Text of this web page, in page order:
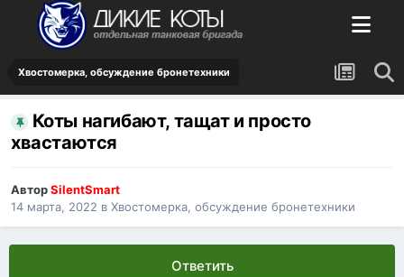
Хвостомерка, обсуждение бронетехники
Коты нагибают, тащат и просто
хвастаются
АвторSilentSmart
14 марта, 2022 в Хвостомерка, обсуждение бронетехники
Ответить